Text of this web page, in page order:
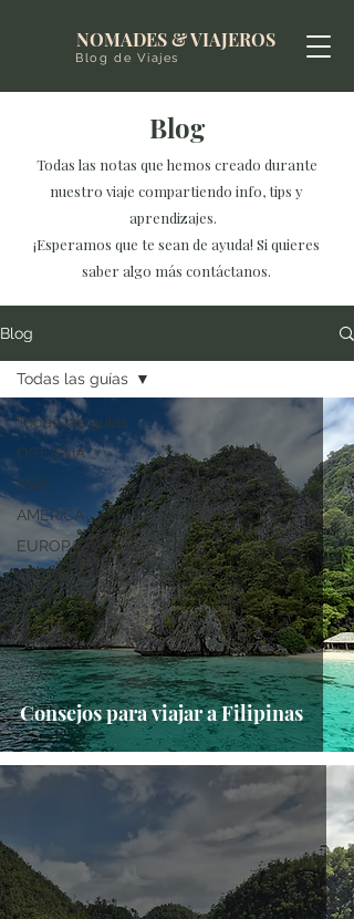
NOMADES & VIAJEROS
Blog de Viajes
Blog
Todas las notas que hemos creado durante
nuestro viaje compartiendo info, tips y
aprendizajes.
¡Esperamos que te sean de ayuda! Si quieres
saber algo más contáctanos.
Blog
Todas las guías
OCEANIA
ASIA
AMERICA
EUROPA
AFRICA
Todas las guías
Consejos para viajar a Filipinas